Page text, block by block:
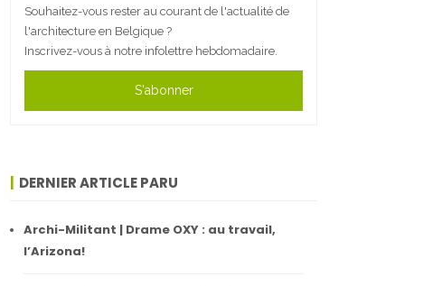
Souhaitez-vous rester au courant de l'actualité de
l'architecture en Belgique ?
Inscrivez-vous à notre infolettre hebdomadaire.
S'abonner
DERNIER ARTICLE PARU
Archi-Militant | Drame OXY : au travail,
l’Arizona!